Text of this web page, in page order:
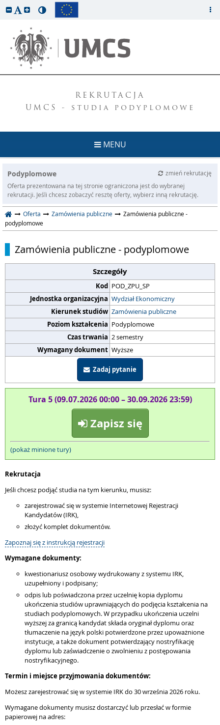
REKRUTACJA
UMCS - studia podyplomowe
MENU
Podyplomowe
zmień rekrutację
Oferta prezentowana na tej stronie ograniczona jest do wybranej
rekrutacji. Jeśli chcesz zobaczyć resztę oferty, wybierz inną rekrutację.
Oferta Zamówienia publiczne
Zamówienia publiczne -
podyplomowe
Zamówienia publiczne - podyplomowe
Szczegóły
Kod POD_ZPU_SP
Jednostka organizacyjna Wydział Ekonomiczny
Kierunek studiów Zamówienia publiczne
Poziom kształcenia Podyplomowe
Czas trwania 2 semestry
Wymagany dokument Wyższe
Zadaj pytanie
Tura 5 (09.07.2026 00:00 – 30.09.2026 23:59)
Zapisz się
(pokaż minione tury)
Rekrutacja
Jeśli chcesz podjąć studia na tym kierunku, musisz:
zarejestrować się w systemie Internetowej Rejestracji
Kandydatów (IRK),
złożyć komplet dokumentów.
Zapoznaj się z instrukcją rejestracji
Wymagane dokumenty:
kwestionariusz osobowy wydrukowany z systemu IRK,
uzupełniony i podpisany;
odpis lub poświadczona przez uczelnię kopia dyplomu
ukończenia studiów uprawniających do podjęcia kształcenia na
studiach podyplomowych. W przypadku ukończenia uczelni
wyższej za granicą kandydat składa oryginał dyplomu oraz
tłumaczenie na język polski potwierdzone przez upoważnione
instytucje, a także dokument potwierdzający nostryfikację
dyplomu lub zaświadczenie o zwolnieniu z postępowania
nostryfikacyjnego.
Termin i miejsce przyjmowania dokumentów:
Możesz zarejestrować się w systemie IRK do 30 września 2026 roku.
Wymagane dokumenty musisz dostarczyć lub przesłać w formie
papierowej na adres: